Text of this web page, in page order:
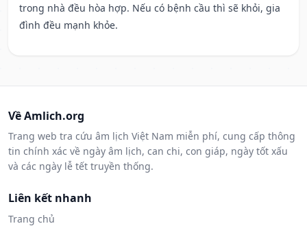
trong nhà đều hòa hợp. Nếu có bệnh cầu thì sẽ khỏi, gia
đình đều mạnh khỏe.
Về Amlich.org
Trang web tra cứu âm lịch Việt Nam miễn phí, cung cấp thông
tin chính xác về ngày âm lịch, can chi, con giáp, ngày tốt xấu
và các ngày lễ tết truyền thống.
Liên kết nhanh
Trang chủ